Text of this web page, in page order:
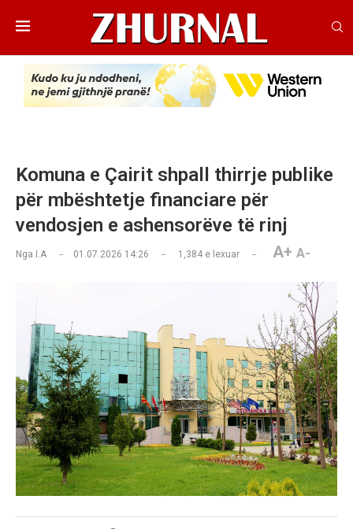
Komuna e Çairit shpall thirrje publike
për mbështetje financiare për
vendosjen e ashensorëve të rinj
Nga I.A 01.07.2026 14:26 1,384 e lexuar A+ A-